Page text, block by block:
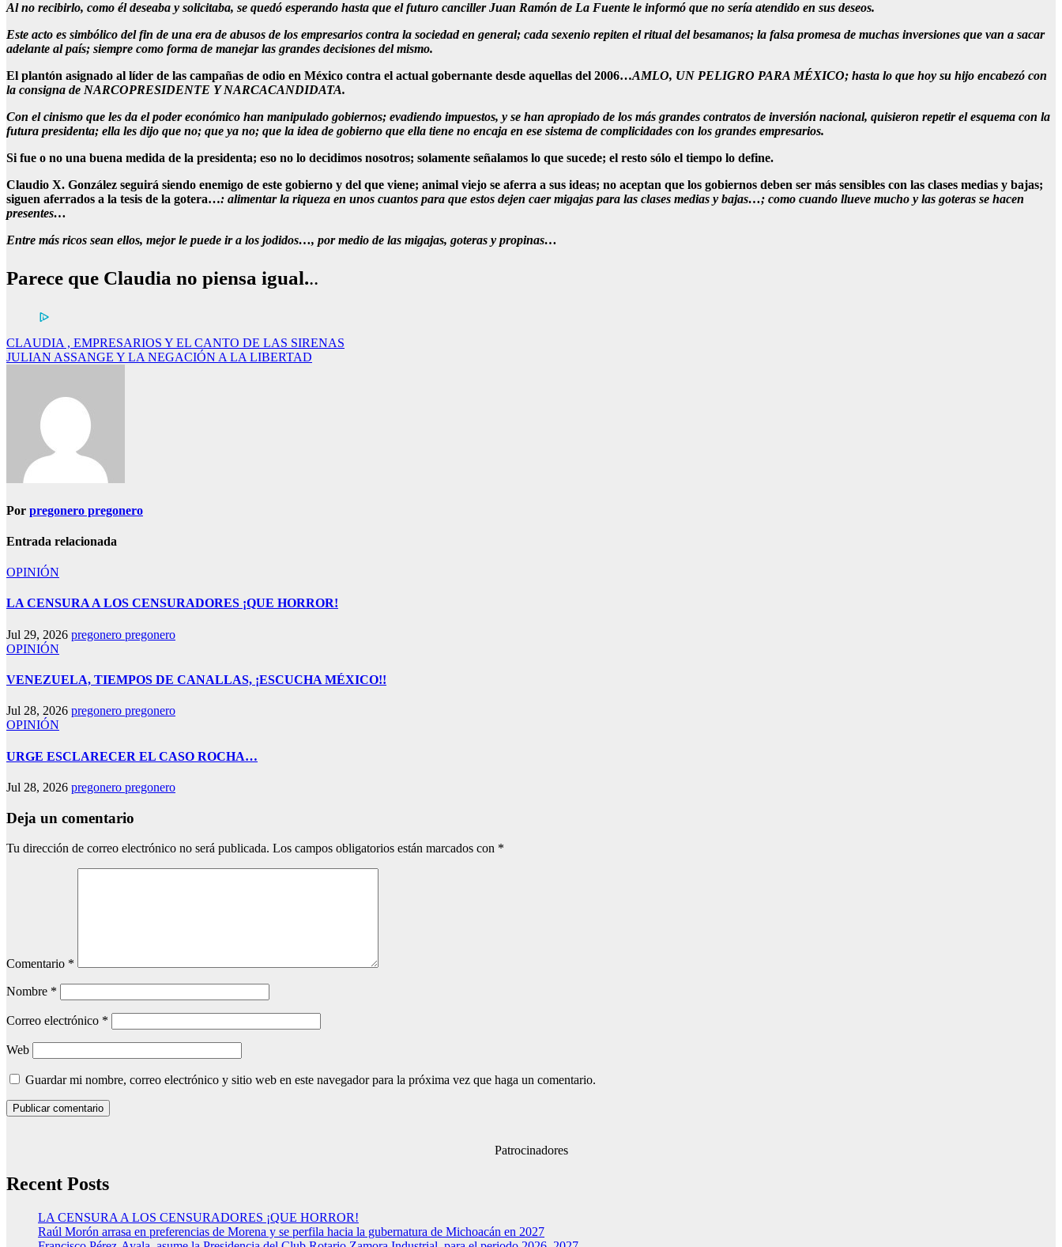
Al no recibirlo, como él deseaba y solicitaba, se quedó esperando hasta que el futuro canciller Juan Ramón de La Fuente le informó que no sería atendido en sus deseos.
Este acto es simbólico del fin de una era de abusos de los empresarios contra la sociedad en general; cada sexenio repiten el ritual del besamanos; la falsa promesa de muchas inversiones que van a sacar
adelante al país; siempre como forma de manejar las grandes decisiones del mismo.
El plantón asignado al líder de las campañas de odio en México contra el actual gobernante desde aquellas del 2006…AMLO, UN PELIGRO PARA MÉXICO; hasta lo que hoy su hijo encabezó con
la consigna de NARCOPRESIDENTE Y NARCACANDIDATA.
Con el cinismo que les da el poder económico han manipulado gobiernos; evadiendo impuestos, y se han apropiado de los más grandes contratos de inversión nacional, quisieron repetir el esquema con la
futura presidenta; ella les dijo que no; que ya no; que la idea de gobierno que ella tiene no encaja en ese sistema de complicidades con los grandes empresarios.
Si fue o no una buena medida de la presidenta; eso no lo decidimos nosotros; solamente señalamos lo que sucede; el resto sólo el tiempo lo define.
Claudio X. González seguirá siendo enemigo de este gobierno y del que viene; animal viejo se aferra a sus ideas; no aceptan que los gobiernos deben ser más sensibles con las clases medias y bajas;
siguen aferrados a la tesis de la gotera…: alimentar la riqueza en unos cuantos para que estos dejen caer migajas para las clases medias y bajas…; como cuando llueve mucho y las goteras se hacen
presentes…
Entre más ricos sean ellos, mejor le puede ir a los jodidos…, por medio de las migajas, goteras y propinas…
Parece que Claudia no piensa igual...
Navegación
de
CLAUDIA , EMPRESARIOS Y EL CANTO DE LAS SIRENAS
JULIAN ASSANGE Y LA NEGACIÓN A LA LIBERTAD
Por pregonero pregonero
Entrada relacionada
OPINIÓN
LA CENSURA A LOS CENSURADORES ¡QUE HORROR!
Jul 29, 2026 pregonero pregonero
OPINIÓN
VENEZUELA, TIEMPOS DE CANALLAS, ¡ESCUCHA MÉXICO!!
Jul 28, 2026 pregonero pregonero
OPINIÓN
URGE ESCLARECER EL CASO ROCHA…
Jul 28, 2026 pregonero pregonero
Deja un comentario
Tu dirección de correo electrónico no será publicada. Los campos obligatorios están marcados con *
Comentario *
Nombre *
Correo electrónico *
Web
Guardar mi nombre, correo electrónico y sitio web en este navegador para la próxima vez que haga un comentario.
Patrocinadores
Recent Posts
LA CENSURA A LOS CENSURADORES ¡QUE HORROR!
Raúl Morón arrasa en preferencias de Morena y se perfila hacia la gubernatura de Michoacán en 2027